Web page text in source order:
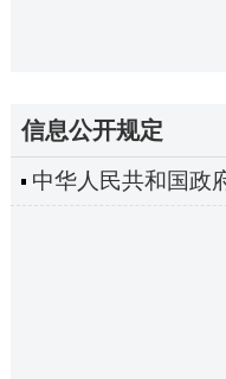
信息公开规定